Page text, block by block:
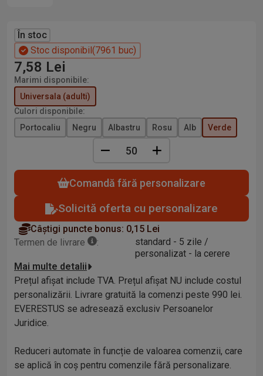
În stoc
Stoc disponibil 7961 buc
7,58 Lei
Marimi disponibile:
Universala (adulti)
Culori disponibile:
Portocaliu
Negru Albastru Rosu Alb Verde
Comandă fără personalizare
Solicită oferta cu personalizare
Câștigi puncte bonus: 0,15 Lei
Termen de livrare
:
standard - 5 zile /
personalizat - la cerere
Mai multe detalii
Prețul afișat include TVA. Prețul afișat NU include costul
personalizării. Livrare gratuită la comenzi peste 990 lei.
EVERESTUS se adresează exclusiv Persoanelor
Juridice.
Reduceri automate în funcție de valoarea comenzii, care
se aplică în coș pentru comenzile fără personalizare.